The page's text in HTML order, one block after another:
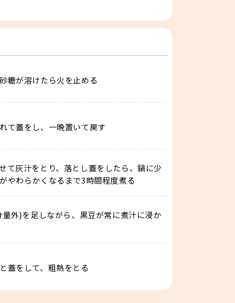
糖が溶けたら火を止める
て蓋をし、一晩置いて戻す
灰汁をとり、落とし蓋をしたら、鍋に少
やわらかくなるまで3時間程度煮る
外)を足しながら、黒豆が常に煮汁に浸か
蓋をして、粗熱をとる